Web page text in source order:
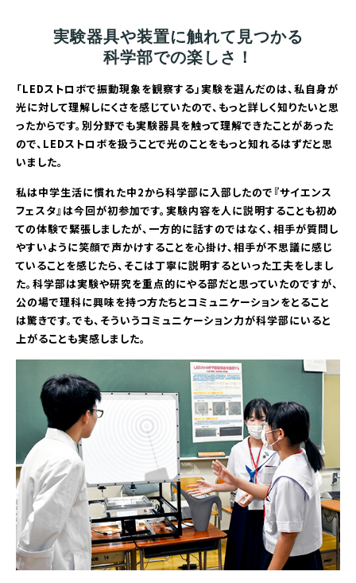
実験器具や装置に触れて見つかる
科学部での楽しさ！
「LEDストロボで振動現象を観察する」実験を選んだのは、私自身が
光に対して理解しにくさを感じていたので、もっと詳しく知りたいと思
ったからです。別分野でも実験器具を触って理解できたことがあった
ので、LEDストロボを扱うことで光のことをもっと知れるはずだと思
いました。
私は中学生活に慣れた中2から科学部に入部したので『サイエンス
フェスタ』は今回が初参加です。実験内容を人に説明することも初め
ての体験で緊張しましたが、一方的に話すのではなく、相手が質問し
やすいように笑顔で声かけすることを心掛け、相手が不思議に感じ
ていることを感じたら、そこは丁寧に説明するといった工夫をしまし
た。科学部は実験や研究を重点的にやる部だと思っていたのですが、
公の場で理科に興味を持つ方たちとコミュニケーションをとること
は驚きです。でも、そういうコミュニケーション力が科学部にいると
上がることも実感しました。